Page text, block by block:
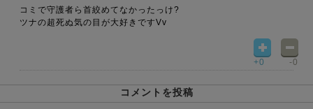
コミで守護者ら首絞めてなかったっけ?
ツナの超死ぬ気の目が大好きですVv
+0 -0
コメントを投稿